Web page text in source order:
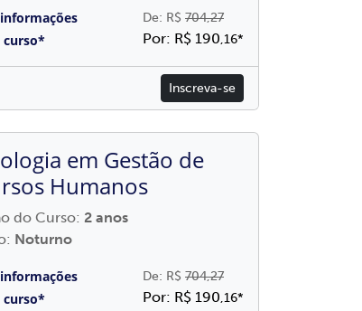
curso*
De: R$ 704,27
Por: R$ 190,16*
Inscreva-se
em Gestão de
Humanos
do Curso: 2 anos
Noturno
curso*
De: R$ 704,27
Por: R$ 190,16*